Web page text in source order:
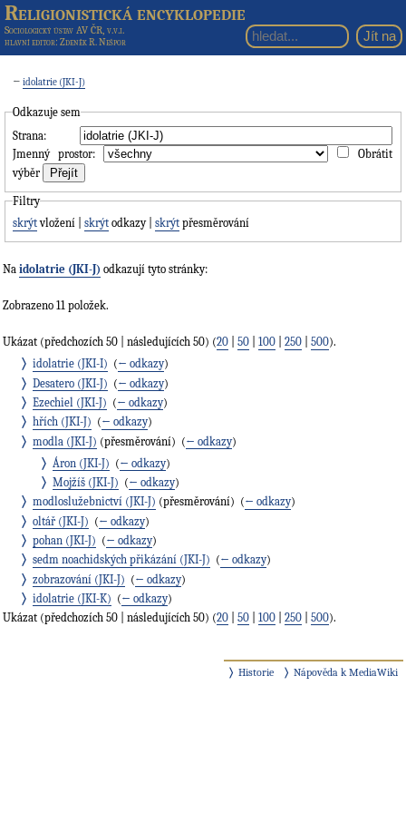
Religionistická encyklopedie
Sociologický ústav AV ČR, v.v.i.
hlavní editor: Zdeněk R. Nešpor
←idolatrie (JKI-J)
Odkazuje sem
Strana:
Jmenný prostor:
Obrátit
výběr
Filtry
skrýtvložení |skrýt odkazy |skrýt přesměrování
Na idolatrie (JKI-J) odkazují tyto stránky:
Zobrazeno 11 položek.
Ukázat (předchozích 50 | následujících 50) (20 50 100 250 500).
idolatrie (JKI-I) (← odkazy)
Desatero (JKI-J) (← odkazy)
Ezechiel (JKI-J) (← odkazy)
hřích (JKI-J) (← odkazy)
modla (JKI-J) (přesměrování) ‎ (← odkazy)
Áron (JKI-J) (← odkazy)
Mojžíš (JKI-J) (← odkazy)
modloslužebnictví (JKI-J) (přesměrování) ‎ (← odkazy)
oltář (JKI-J) (← odkazy)
pohan (JKI-J) (← odkazy)
sedm noachidských přikázání (JKI-J) (← odkazy)
zobrazování (JKI-J) (← odkazy)
idolatrie (JKI-K) (← odkazy)
Ukázat (předchozích 50 | následujících 50) (20 50 100 250 500).
Historie Nápověda k MediaWiki